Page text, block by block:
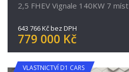
2,5 FHEV Vignale 140KW 7 míst
643 766 Kč bez DPH
779 000 Kč
VLASTNICTVÍ D1 CARS